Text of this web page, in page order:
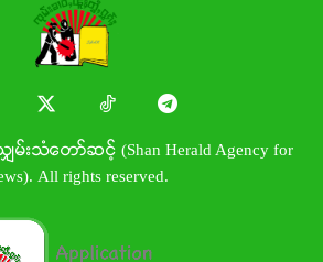
ျှမ်းသံတော်ဆင့် (Shan Herald Agency for
All rights reserved.